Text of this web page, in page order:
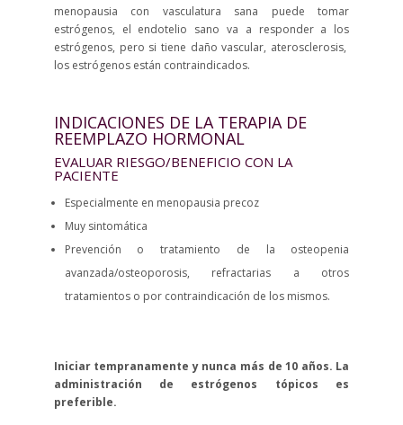
menopausia con vasculatura sana puede tomar
estrógenos, el endotelio sano va a responder a los
estrógenos, pero si tiene daño vascular, aterosclerosis,
los estrógenos están contraindicados.
INDICACIONES DE LA TERAPIA DE
REEMPLAZO HORMONAL
EVALUAR RIESGO/BENEFICIO CON LA
PACIENTE
Especialmente en menopausia precoz
Muy sintomática
Prevención o tratamiento de la osteopenia
avanzada/osteoporosis, refractarias a otros
tratamientos o por contraindicación de los mismos.
Iniciar tempranamente y nunca más de 10 años. La
administración de estrógenos tópicos es
preferible.